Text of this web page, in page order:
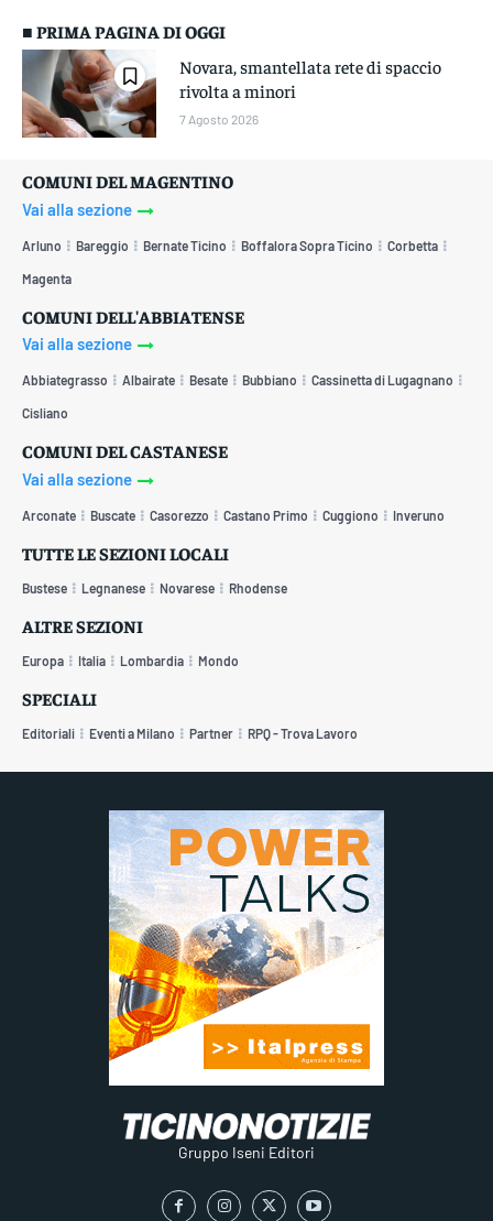
■ PRIMA PAGINA DI OGGI
Novara, smantellata rete di spaccio
rivolta a minori
7 Agosto 2026
COMUNI DEL MAGENTINO
Vai alla sezione
Arluno Bareggio Bernate Ticino Boffalora Sopra Ticino Corbetta
Magenta
COMUNI DELL'ABBIATENSE
Vai alla sezione
Abbiategrasso Albairate Besate Bubbiano Cassinetta di Lugagnano
Cisliano
COMUNI DEL CASTANESE
Vai alla sezione
Arconate Buscate Casorezzo Castano Primo Cuggiono Inveruno
TUTTE LE SEZIONI LOCALI
Bustese Legnanese Novarese Rhodense
ALTRE SEZIONI
Europa Italia Lombardia Mondo
SPECIALI
Editoriali Eventi a Milano Partner RPQ - Trova Lavoro
Gruppo Iseni Editori